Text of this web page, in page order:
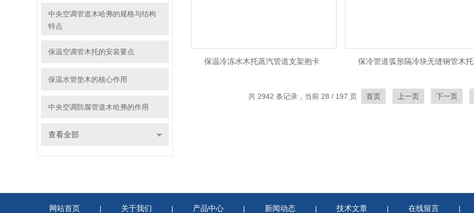
中央空调管道木哈弗的规格与结构
特点
保温空调管木托的安装要点
保温水管垫木的核心作用
中央空调防腐管道木哈弗的作用
查看全部
保温冷冻水木托蒸汽管道支架抱卡 保冷管道弧形隔冷块无缝钢管木托
共 2942 条记录，当前 28 / 197 页 首页 上一页 下一页
网站首页 | 关于我们 | 产品中心 | 新闻动态 | 技术文章 | 在线留言 |